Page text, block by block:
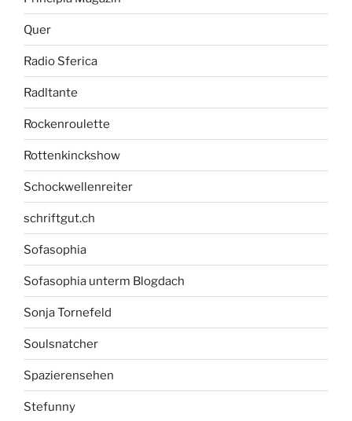
Quer
Radio Sferica
Radltante
Rockenroulette
Rottenkinckshow
Schockwellenreiter
schriftgut.ch
Sofasophia
Sofasophia unterm Blogdach
Sonja Tornefeld
Soulsnatcher
Spazierensehen
Stefunny